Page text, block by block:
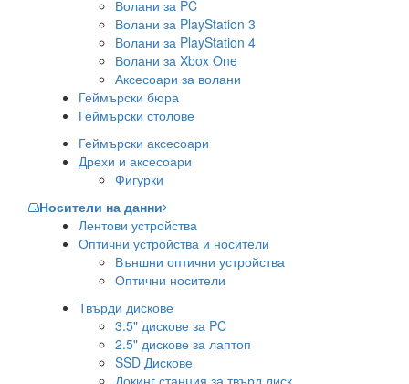
Волани за PC
Волани за PlayStation 3
Волани за PlayStation 4
Волани за Xbox One
Аксесоари за волани
Геймърски бюра
Геймърски столове
Геймърски аксесоари
Дрехи и аксесоари
Фигурки
Носители на данни
Лентови устройства
Оптични устройства и носители
Външни оптични устройства
Оптични носители
Твърди дискове
3.5" дискове за PC
2.5" дискове за лаптоп
SSD Дискове
Докинг станция за твърд диск